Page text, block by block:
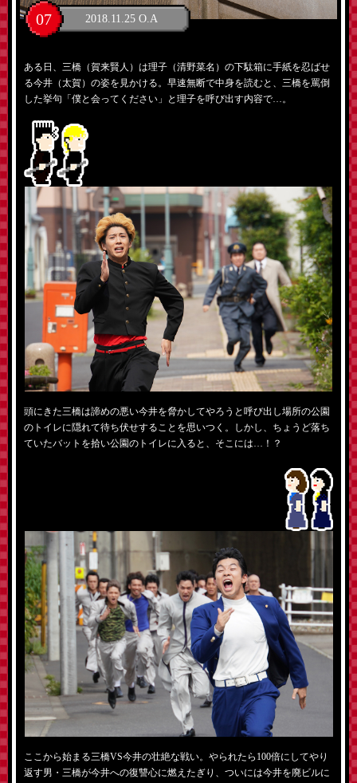
07 2018.11.25 O.A
ある日、三橋（賀来賢人）は理子（清野菜名）の下駄箱に手紙を忍ばせ
る今井（太賀）の姿を見かける。早速無断で中身を読むと、三橋を罵倒
した挙句「僕と会ってください」と理子を呼び出す内容で…。
頭にきた三橋は諦めの悪い今井を脅かしてやろうと呼び出し場所の公園
のトイレに隠れて待ち伏せすることを思いつく。しかし、ちょうど落ち
ていたバットを拾い公園のトイレに入ると、そこには…！？
ここから始まる三橋VS今井の壮絶な戦い。やられたら100倍にしてやり
返す男・三橋が今井への復讐心に燃えたぎり、ついには今井を廃ビルに